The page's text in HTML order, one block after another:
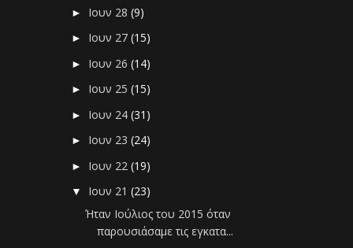
► Ιουν 28(9)
► Ιουν 27(15)
► Ιουν 26(14)
► Ιουν 25(15)
► Ιουν 24(31)
► Ιουν 23(24)
► Ιουν 22(19)
▼ Ιουν 21(23)
Ήταν Ιούλιος του 2015 όταν
παρουσιάσαμε τις εγκατα...